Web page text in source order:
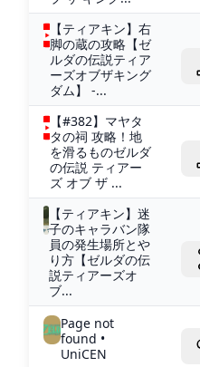
【ティアキン】右
脚の蔵の攻略【ゼ
ルダの伝説ティア
ーズオブザキング
ダム】 -...
【#382】マヤタ
タの祠 攻略！地
を滑るものゼルダ
の伝説 ティアー
ズ オブ ザ ...
【ティアキン】迷
子のキャラバン隊
員の発生場所とや
り方【ゼルダの伝
説ティアーズオ
ブ...
Page not
found •
UniCEN